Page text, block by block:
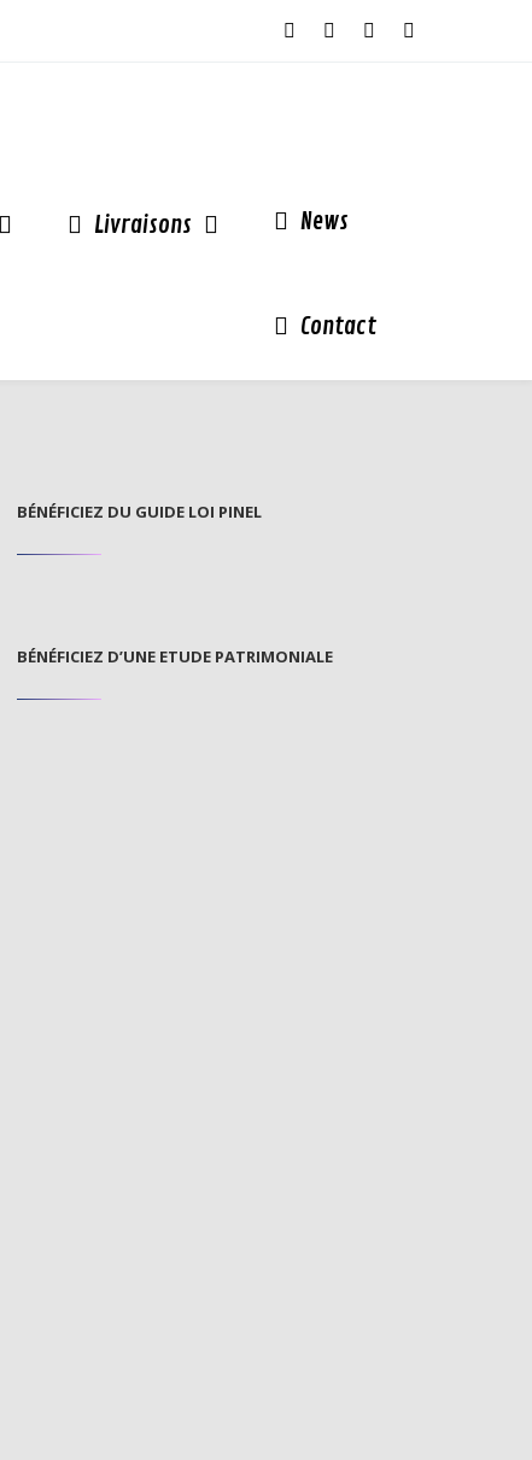
Livraisons News
Contact
BÉNÉFICIEZ DU GUIDE LOI PINEL
BÉNÉFICIEZ D’UNE ETUDE PATRIMONIALE